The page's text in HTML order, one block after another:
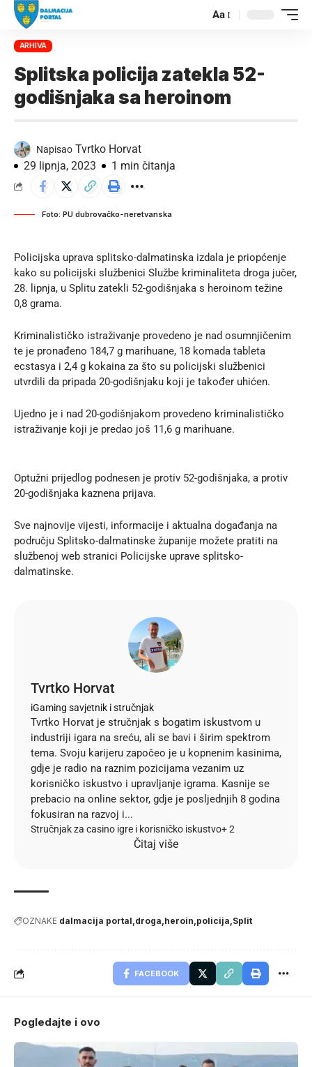
Aa
ARHIVA
Splitska policija zatekla 52-
godišnjaka sa heroinom
Napisao Tvrtko Horvat
29 lipnja, 2023
1 min čitanja
Foto: PU dubrovačko-neretvanska
Policijska uprava splitsko-dalmatinska izdala je priopćenje
kako su policijski službenici Službe kriminaliteta droga jučer,
28. lipnja, u Splitu zatekli 52-godišnjaka s heroinom težine
0,8 grama.
Kriminalističko istraživanje provedeno je nad osumnjičenim
te je pronađeno 184,7 g marihuane, 18 komada tableta
ecstasya i 2,4 g kokaina za što su policijski službenici
utvrdili da pripada 20-godišnjaku koji je također uhićen.
Ujedno je i nad 20-godišnjakom provedeno kriminalističko
istraživanje koji je predao još 11,6 g marihuane.
Optužni prijedlog podnesen je protiv 52-godišnjaka, a protiv
20-godišnjaka kaznena prijava.
Sve najnovije vijesti, informacije i aktualna događanja na
području Splitsko-dalmatinske županije možete pratiti na
službenoj web stranici Policijske uprave splitsko-
dalmatinske.
Tvrtko Horvat
iGaming savjetnik i stručnjak
Tvrtko Horvat je stručnjak s bogatim iskustvom u
industriji igara na sreću, ali se bavi i širim spektrom
tema. Svoju karijeru započeo je u kopnenim kasinima,
gdje je radio na raznim pozicijama vezanim uz
korisničko iskustvo i upravljanje igrama. Kasnije se
prebacio na online sektor, gdje je posljednjih 8 godina
fokusiran na razvoj i...
Stručnjak za casino igre i korisničko iskustvo+ 2
Čitaj više
OZNAKE dalmacija portal droga heroin policija Split
FACEBOOK
Pogledajte i ovo